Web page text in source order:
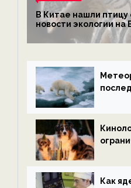
В Китае нашли птицу
новости экологии на
Как